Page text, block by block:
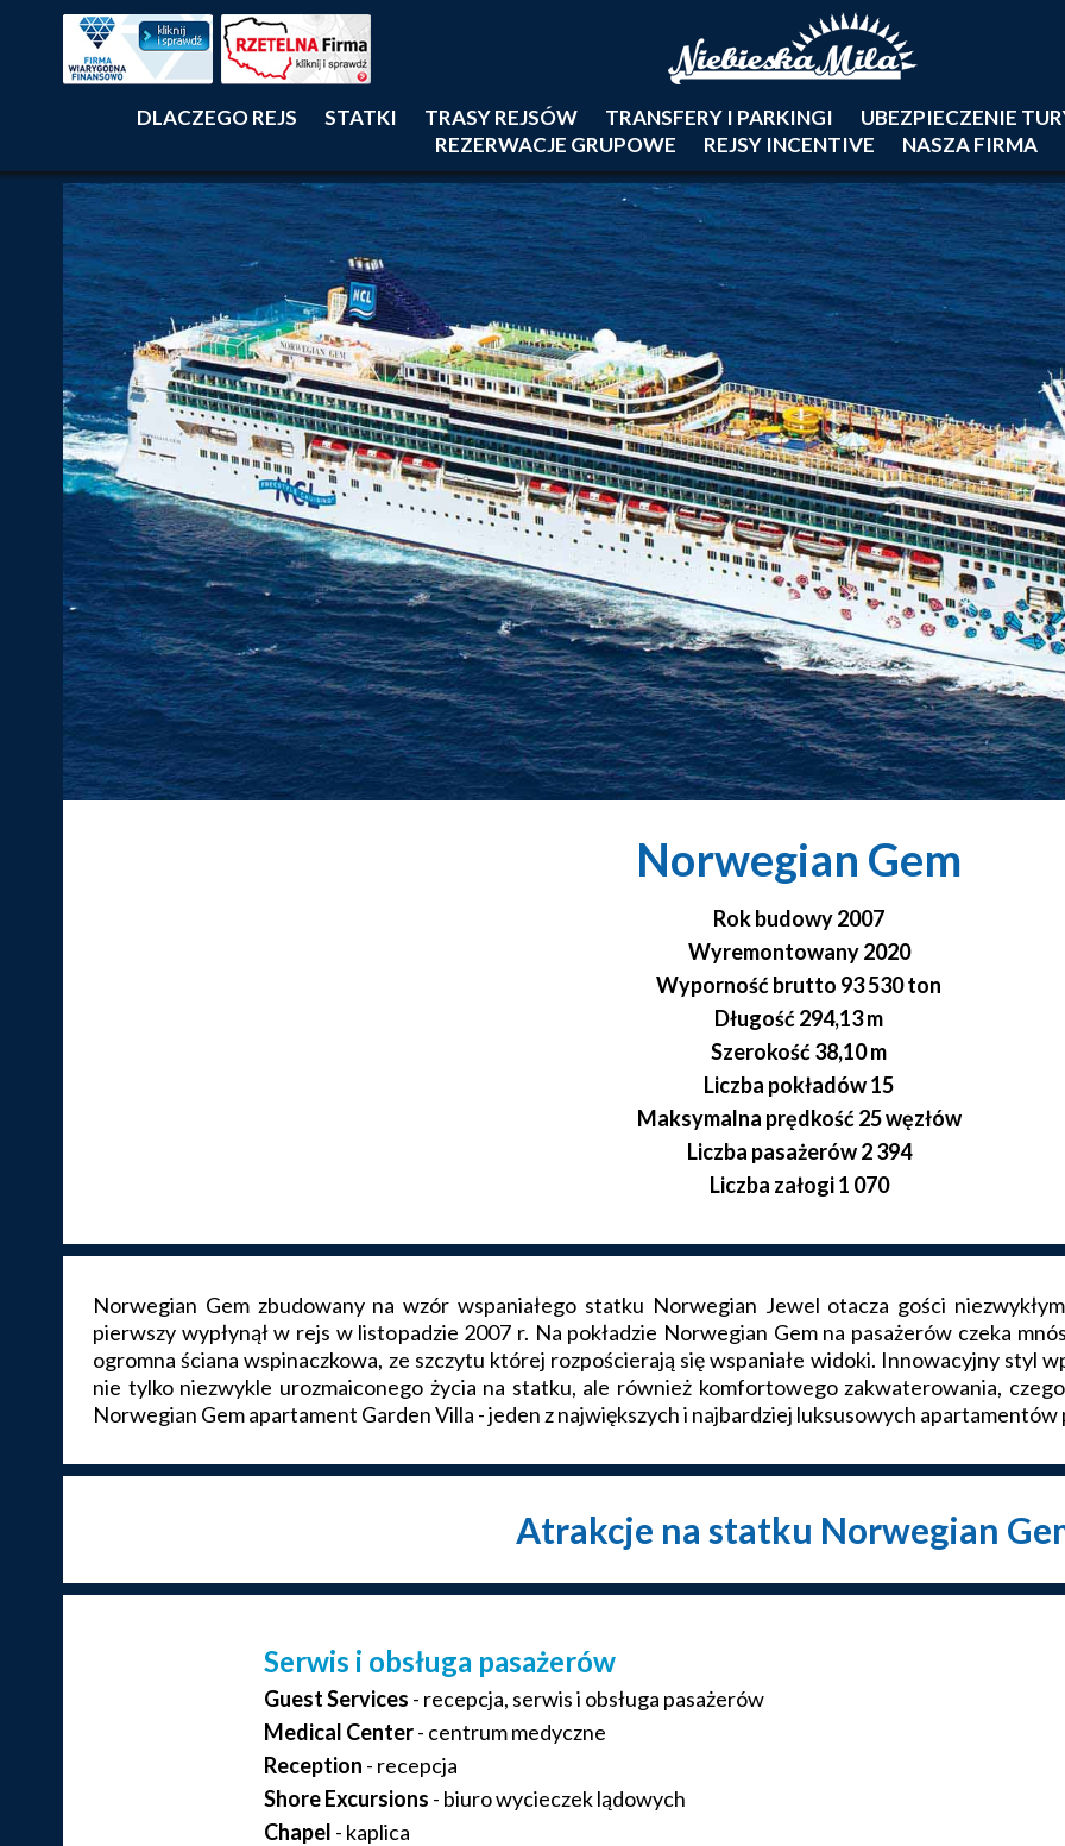
DLACZEGO REJS STATKI TRASY REJSÓW TRANSFERY I PARKINGI UBEZPIECZENIE
REZERWACJE GRUPOWE
REJSY INCENTIVE NASZA FIRMA
Norwegian Gem
Rok budowy 2007
Wyremontowany 2020
Wyporność brutto 93 530 ton
Długość 294,13 m
Szerokość 38,10 m
Liczba pokładów 15
Maksymalna prędkość 25 węzłów
Liczba pasażerów 2 394
Liczba załogi 1 070
Norwegian Gem zbudowany na wzór wspaniałego statku Norwegian Jewel otacza gości
pierwszy wypłynął w rejs w listopadzie 2007 r. Na pokładzie Norwegian Gem na pasażerów czeka
ogromna ściana wspinaczkowa, ze szczytu której rozpościerają się wspaniałe widoki. Innowacyjny styl
nie tylko niezwykle urozmaiconego życia na statku, ale również komfortowego zakwaterowania,
Norwegian Gem apartament Garden Villa - jeden z największych i najbardziej luksusowych apartamentów
Atrakcje na statku Norwegian
Serwis i obsługa pasażerów
Guest Services - recepcja, serwis i obsługa pasażerów
Medical Center- centrum medyczne
Reception - recepcja
Shore Excursions - biuro wycieczek lądowych
Chapel - kaplica